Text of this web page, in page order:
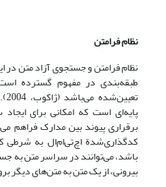
نظام فرامتن
نظام فرامتن و جستجوی آزاد متن در
طبقه‌بندی در مفهوم گسترده
پایه‌ای است که امکانی برای
برقراری پیوند بین مدارک فراهم
کدگذاری‌شدة اچ‌تی‌ام‌ال به شرطی
باشد، می‌توانند در سراسر متن به
بیرونی، از یک متن به متن‌های دیگر بروند